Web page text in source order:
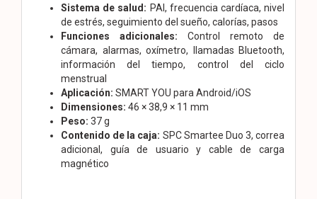
Sistema de salud: PAI, frecuencia cardíaca, nivel
de estrés, seguimiento del sueño, calorías, pasos
Funciones adicionales: Control remoto de
cámara, alarmas, oxímetro, llamadas Bluetooth,
información del tiempo, control del ciclo
menstrual
Aplicación: SMART YOU para Android/iOS
Dimensiones: 46 × 38,9 × 11 mm
Peso: 37 g
Contenido de la caja: SPC Smartee Duo 3, correa
adicional, guía de usuario y cable de carga
magnético